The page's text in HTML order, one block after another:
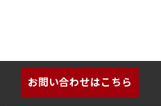
お問い合わせはこちら